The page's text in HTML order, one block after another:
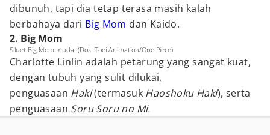
dibunuh, tapi dia tetap terasa masih kalah
berbahaya dari Big Mom dan Kaido.
2. Big Mom
Siluet Big Mom muda. (Dok. Toei Animation/One Piece)
Charlotte Linlin adalah petarung yang sangat kuat,
dengan tubuh yang sulit dilukai,
penguasaan Haki(termasuk Haoshoku Haki), serta
penguasaan Soru Soru no Mi.